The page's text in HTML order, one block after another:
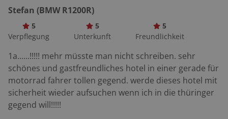
Eisenach – Ruhla – Brotterode – Tabarz –
Kleinschmalkalden – Zella-Mehlis – Suhl – Schmiedefeld
– Sonneberg – Gräfenthal – Leutenberg (ca. 450 km)
Motorradtreffs: Leutenberg: Bikerherberge
Sormitzblick, einer der ganz alten Treffs im Thüringer
Wald. Schleiz: Schleizer Dreieck, Treff am ehemaligen
Fahrerlager der alten Rennstrecke. Gehlberg am
Schneekopf: Waldhotel Schmücke, rustikale Herberge,
höchstgelegene „Zapfsäule“ am Rennsteig. Suhl: Die
Stefan (BMW R1200R)
5
Verpflegung
5
Unterkunft
5
Freundlichkeit
1a......!!!!! mehr müsste man nicht schreiben. sehr
schönes und gastfreundliches hotel in einer gerade für
motorrad fahrer tollen gegend. werde dieses hotel mit
sicherheit wieder aufsuchen wenn ich in die thüringer
gegend will!!!!!